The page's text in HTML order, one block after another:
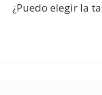
¿Puedo elegir la